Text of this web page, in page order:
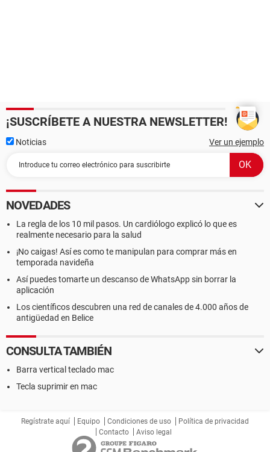
¡SUSCRÍBETE A NUESTRA NEWSLETTER!
Noticias Ver un ejemplo
NOVEDADES
La regla de los 10 mil pasos. Un cardiólogo explicó lo que es
realmente necesario para la salud
¡No caigas! Así es como te manipulan para comprar más en
temporada navideña
Así puedes tomarte un descanso de WhatsApp sin borrar la
aplicación
Los científicos descubren una red de canales de 4.000 años de
antigüedad en Belice
CONSULTA TAMBIÉN
Barra vertical teclado mac
Tecla suprimir en mac
Regístrate aquí Equipo Condiciones de uso
Política de privacidad
Contacto
Aviso legal